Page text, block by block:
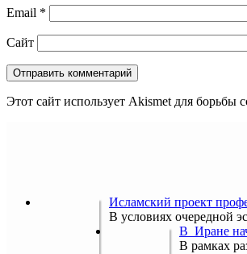
Email *
Сайт
Этот сайт использует Akismet для борьбы
Исламский проект
В условиях очередной
В Иране
В рамках